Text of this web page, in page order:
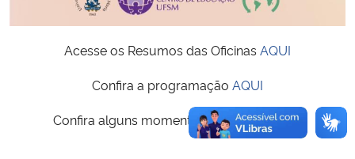
Advocacia-Geral da União
Acesse os Resumos das Oficinas AQUI
Confira a programação AQUI
Confira alguns momentos do EventoAQUI